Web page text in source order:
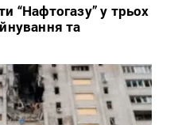
“Нафтогазу” у трьох
та